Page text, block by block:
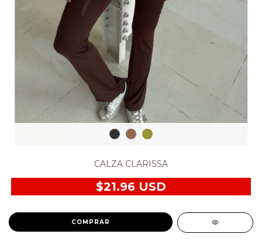
CALZA CLARISSA
$21.96 USD
COMPRAR